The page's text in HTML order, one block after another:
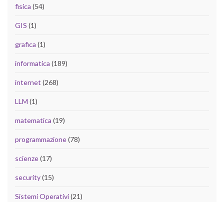
fisica (54)
GIS (1)
grafica (1)
informatica (189)
internet (268)
LLM (1)
matematica (19)
programmazione(78)
scienze(17)
security(15)
Sistemi Operativi(21)